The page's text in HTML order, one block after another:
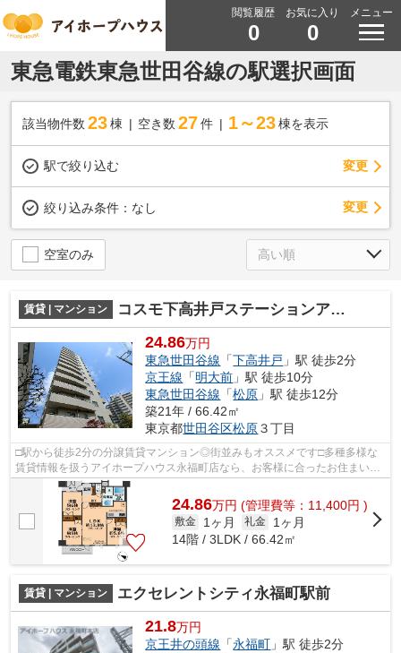
閲覧履歴
0
お気に入り
0
メニュー
東急電鉄東急世田谷線の駅選択画面
該当物件数 23棟 空き数 27 件 1～23 棟を表示
駅で絞り込む 変更
絞り込み条件： なし 変更
空室のみ
賃貸 | マンション コスモ下高井戸ステーションアベニュー
24.86万円
東急世田谷線 「下高井戸 」駅 徒歩2分
京王線 「明大前 」駅 徒歩10分
東急世田谷線 「松原 」駅 徒歩12分
築21年 / 66.42㎡
東京都世田谷区松原３丁目
□駅から徒歩2分の分譲賃貸マンション◎街並みもオススメです□多種多様な
賃貸情報を扱うアイホープハウス永福町店なら、お客様に合ったお住まいが
きっと見つかります。お電話03-3327-777...
24.86万円 (管理費等：11,400円 )
敷金 1ヶ月 礼金
1ヶ月
14階 / 3LDK / 66.42㎡
賃貸 | マンション エクセレントシティ永福町駅前
21.8万円
京王井の頭線 「永福町 」駅 徒歩2分